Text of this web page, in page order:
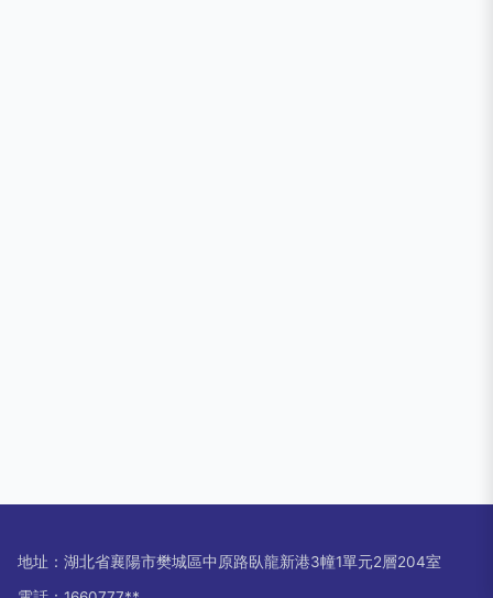
地址：湖北省襄陽市樊城區中原路臥龍新港3幢1單元2層204室